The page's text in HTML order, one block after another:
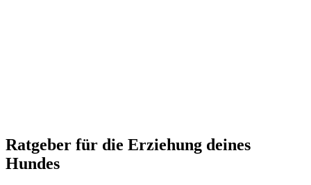
Ratgeber für die Erziehung deines
Hundes